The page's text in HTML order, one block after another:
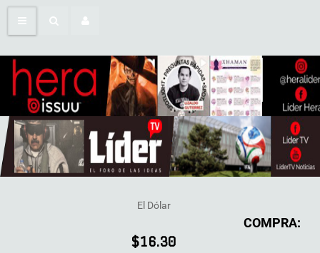
El Dólar
COMPRA:
$16.30